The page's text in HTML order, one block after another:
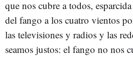
que nos cubre a todos,
del fango a los cuatro vientos
las televisiones y radios y las
seamos justos: el fango no nos